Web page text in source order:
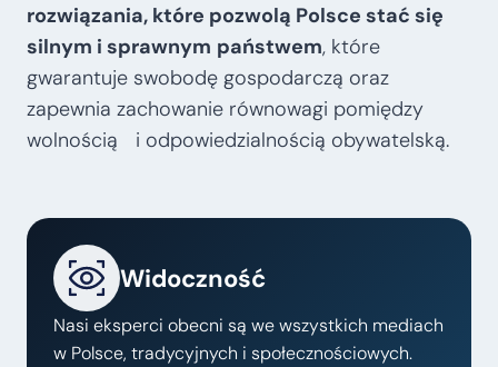
rozwiązania, które pozwolą Polsce stać się
silnym i sprawnym państwem, które
gwarantuje swobodę gospodarczą oraz
zapewnia zachowanie równowagi pomiędzy
wolnością i odpowiedzialnością obywatelską.
Widoczność
Nasi eksperci obecni są we wszystkich mediach
w Polsce, tradycyjnych i społecznościowych.